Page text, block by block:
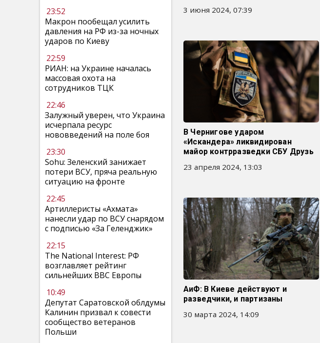
23:52
Макрон пообещал усилить
давления на РФ из-за ночных
ударов по Киеву
22:59
РИАН: на Украине началась
массовая охота на
сотрудников ТЦК
22:46
Залужный уверен, что Украина
исчерпала ресурс
нововведений на поле боя
23:30
Sohu: Зеленский занижает
потери ВСУ, пряча реальную
ситуацию на фронте
22:45
Артиллеристы «Ахмата»
нанесли удар по ВСУ снарядом
с подписью «За Геленджик»
22:15
The National Interest: РФ
возглавляет рейтинг
сильнейших ВВС Европы
10:49
Депутат Саратовской облдумы
Калинин призвал к совести
сообщество ветеранов
Польши
3 июня 2024, 07:39
В Чернигове ударом
«Искандера» ликвидирован
майор контрразведки СБУ Друзь
23 апреля 2024, 13:03
АиФ: В Киеве действуют и
разведчики, и партизаны
30 марта 2024, 14:09